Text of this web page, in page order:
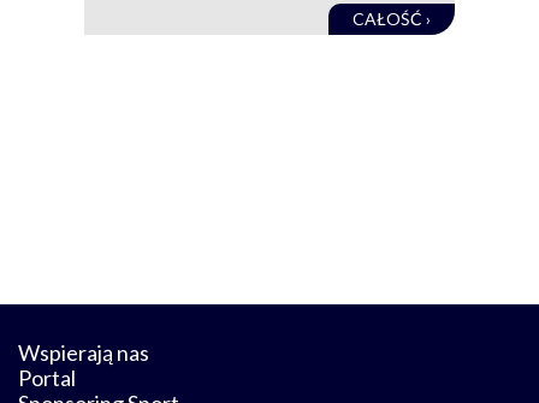
CAŁOŚĆ ›
Wspierają nas
Portal